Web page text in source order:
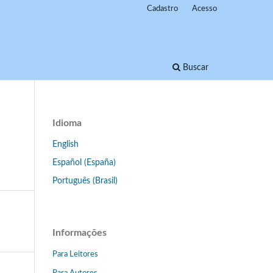
Buscar
Cadastro Acesso
Idioma
English
Español (España)
Português (Brasil)
Informações
Para Leitores